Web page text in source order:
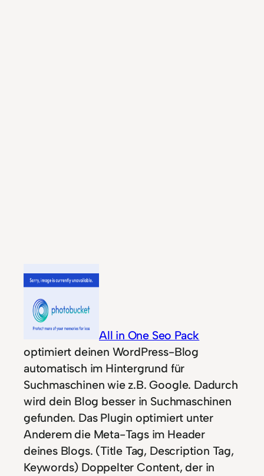
All in One Seo Pack
optimiert deinen WordPress-Blog
automatisch im Hintergrund für
Suchmaschinen wie z.B. Google. Dadurch
wird dein Blog besser in Suchmaschinen
gefunden. Das Plugin optimiert unter
Anderem die Meta-Tags im Header
deines Blogs. (Title Tag, Description Tag,
Keywords) Doppelter Content, der in